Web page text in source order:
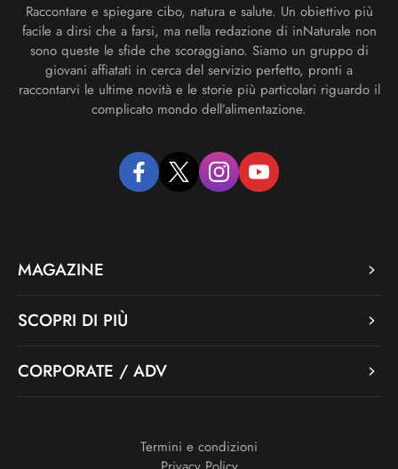
Raccontare e spiegare cibo, natura e salute. Un obiettivo più
facile a dirsi che a farsi, ma nella redazione di inNaturale non
sono queste le sfide che scoraggiano. Siamo un gruppo di
giovani affiatati in cerca del servizio perfetto, pronti a
raccontarvi le ultime novità e le storie più particolari riguardo il
complicato mondo dell’alimentazione.
facebooktwitter instagramyoutube
MAGAZINE
SCOPRI DI PIÙ
CORPORATE / ADV
Termini e condizioni